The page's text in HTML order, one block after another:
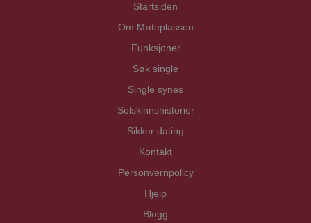
Startsiden
Om Møteplassen
Funksjoner
Søk single
Single synes
Solskinnshistorier
Sikker dating
Kontakt
Personvernpolicy
Hjelp
Blogg